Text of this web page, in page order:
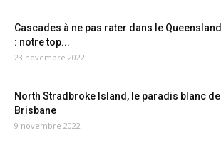
Cascades à ne pas rater dans le Queensland
: notre top...
23 novembre 2022
North Stradbroke Island, le paradis blanc de
Brisbane
9 novembre 2022